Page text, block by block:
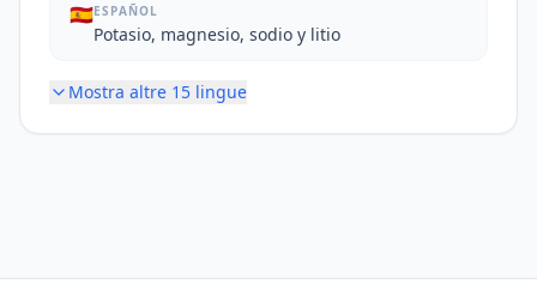
🇪🇸ESPAÑOL
Potasio, magnesio, sodio y litio
Mostra altre 15 lingue